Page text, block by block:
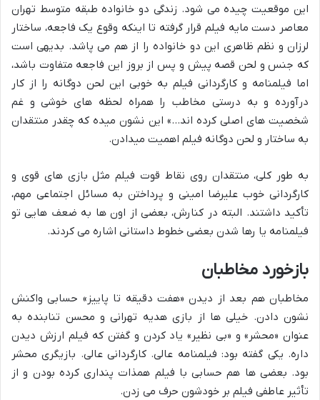
این موقعیت چیده می شود. زندگی دو خانواده طبقه متوسط تهران
معاصر دست مایه فیلم قرار گرفته تا اینکه وقوع یک فاجعه، ساختار
لرزان و نظم ظاهری این دو خانواده را از هم می پاشد. بدیهی است
که جنس و لحن قصه پیش و پس از بروز این فاجعه متفاوت باشد،
اما فیلمنامه و کارگردانی فیلم به خوبی این لحن دوگانه را از کار
درآورده و به درستی مخاطب را همراه لحظه های خوشی و غم
شخصیت های اصلی کرده اند…» این نشون میده که چقدر منتقدان
به ساختار و لحن دوگانه فیلم اهمیت میدادن.
به طور کلی، منتقدان روی نقاط قوت فیلم مثل بازی های قوی و
کارگردانی خوب علیرضا امینی و پرداختن به مسائل اجتماعی مهم،
تأکید داشتند. البته در کنارش، بعضی از اون ها به ضعف هایی تو
فیلمنامه یا رها شدن بعضی خطوط داستانی اشاره می کردند.
بازخورد مخاطبان
مخاطبان هم بعد از دیدن «هفت دقیقه تا پاییز» حسابی واکنش
نشون دادن. خیلی ها از بازی هدیه تهرانی و محسن تنابنده به
عنوان «محشر» و «بی نظیر» یاد کردن و گفتن که فیلم ارزش دیدن
داره. یکی گفته بود: فیلمنامه عالی. کارگردانی عالی. بازیگری محشر
بود. بعضی ها هم حسابی با فیلم همذات پنداری کرده بودن و از
تأثیر عاطفی فیلم بر خودشون حرف می زدن.